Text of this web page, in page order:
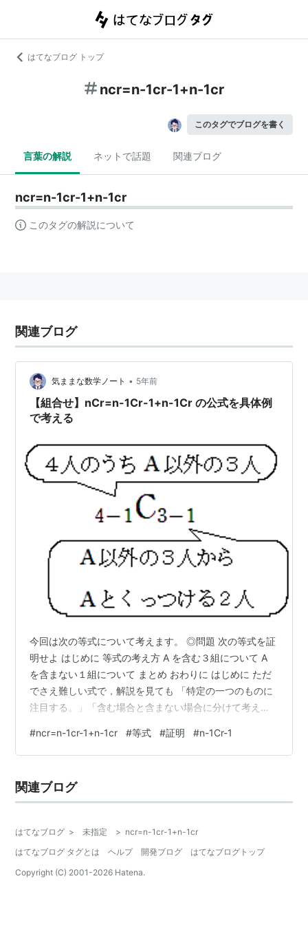
はてなブログ トップ
ncr=n-1cr-1+n-1cr
このタグでブログを書く
言葉の解説 ネットで話題 関連ブログ
ncr=n-1cr-1+n-1cr
このタグの解説について
関連ブログ
気ままな数学ノート • 5年前
【組合せ】nCr=n-1Cr-1+n-1Cr の公式を具体例
で考える
今回は次の等式について考えます。 ◎問題 次の等式を証
明せよ はじめに 等式の考え方 A を含む３組について A
を含まない１組について まとめ おわりに はじめに ただ
でさえ難しい式で，解説を見ても 「特定の一つのものに
注目する。」「含む場合と含まない場合に分けて考え
かりやすくするために，数字を使って考えてみましょ
う。 等式の考え方 ４人の中から３人を選ぶとき，選び方
ると，組の数は の４通り。ここで，A を含むかどうかで
分けると と分けられます。 A を含む３…
#ncr=n-1cr-1+n-1cr #等式 #証明 #n-1Cr-1
関連ブログ
はてなブログ > 未指定 > ncr=n-1cr-1+n-1cr
はてなブログ タグとは
ヘルプ 開発ブログ
はてなブログトップ
Copyright (C) 2001-2026 Hatena.